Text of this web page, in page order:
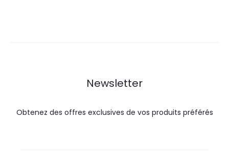
Newsletter
Obtenez des offres exclusives de vos produits préférés